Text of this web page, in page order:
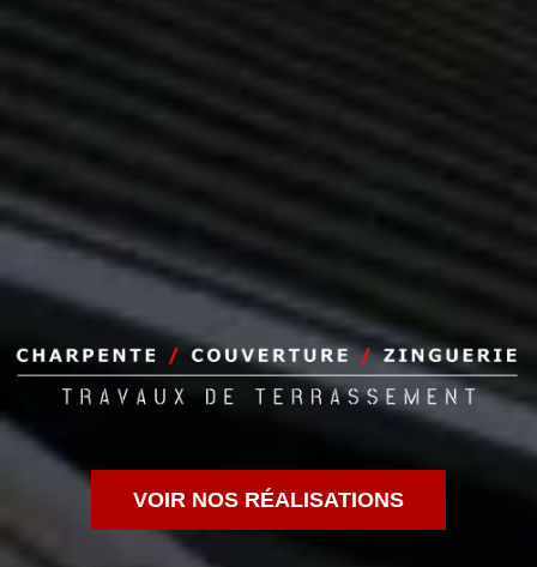
VOIR NOS RÉALISATIONS